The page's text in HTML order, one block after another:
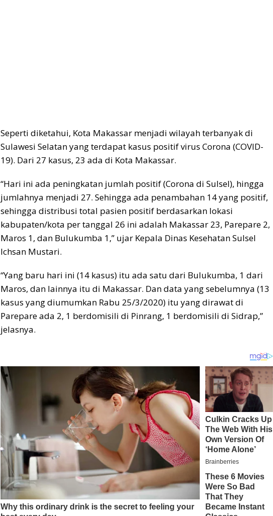
Seperti diketahui, Kota Makassar menjadi wilayah terbanyak di
Sulawesi Selatan yang terdapat kasus positif virus Corona (COVID-
19). Dari 27 kasus, 23 ada di Kota Makassar.
“Hari ini ada peningkatan jumlah positif (Corona di Sulsel), hingga
jumlahnya menjadi 27. Sehingga ada penambahan 14 yang positif,
sehingga distribusi total pasien positif berdasarkan lokasi
kabupaten/kota per tanggal 26 ini adalah Makassar 23, Parepare 2,
Maros 1, dan Bulukumba 1,” ujar Kepala Dinas Kesehatan Sulsel
Ichsan Mustari.
“Yang baru hari ini (14 kasus) itu ada satu dari Bulukumba, 1 dari
Maros, dan lainnya itu di Makassar. Dan data yang sebelumnya (13
kasus yang diumumkan Rabu 25/3/2020) itu yang dirawat di
Parepare ada 2, 1 berdomisili di Pinrang, 1 berdomisili di Sidrap,”
jelasnya.